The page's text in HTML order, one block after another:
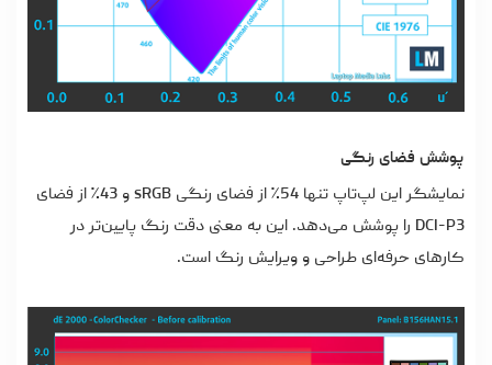
پوشش فضای رنگی
نمایشگر این لپ‌تاپ تنها 54٪ از فضای رنگی sRGB و 43٪ از فضای
DCI-P3 را پوشش می‌دهد. این به معنی دقت رنگ پایین‌تر در
کارهای حرفه‌ای طراحی و ویرایش رنگ است.